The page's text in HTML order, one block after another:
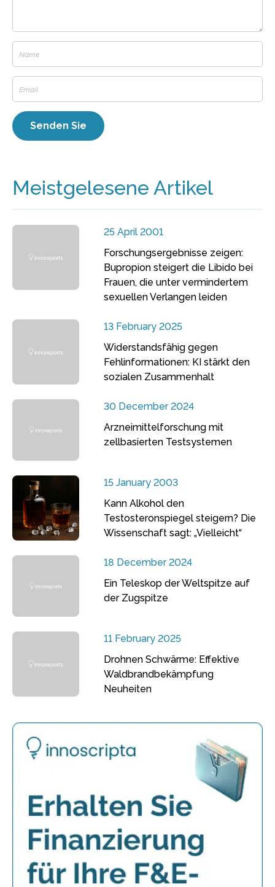
Meistgelesene Artikel
25 April 2001
Forschungsergebnisse zeigen:
Bupropion steigert die Libido bei
Frauen, die unter vermindertem
sexuellen Verlangen leiden
13 February 2025
Widerstandsfähig gegen
Fehlinformationen: KI stärkt den
sozialen Zusammenhalt
30 December 2024
Arzneimittelforschung mit
zellbasierten Testsystemen
15 January 2003
Kann Alkohol den
Testosteronspiegel steigern? Die
Wissenschaft sagt: „Vielleicht“
18 December 2024
Ein Teleskop der Weltspitze auf
der Zugspitze
11 February 2025
Drohnen Schwärme: Effektive
Waldbrandbekämpfung
Neuheiten